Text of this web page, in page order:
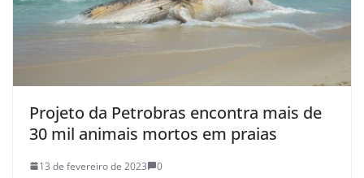
Projeto da Petrobras encontra mais de
30 mil animais mortos em praias
13 de fevereiro de 2023 0